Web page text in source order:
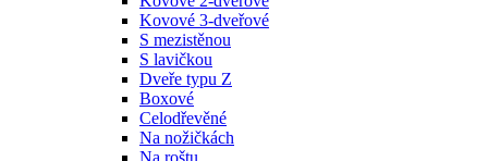
Kovové 3-dveřové
S mezistěnou
S lavičkou
Dveře typu Z
Boxové
Celodřevěné
Na nožičkách
Na roštu